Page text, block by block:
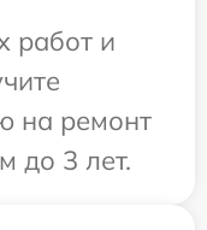
работ и
на ремонт
до 3 лет.